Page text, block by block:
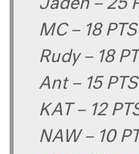
Jaden – 25
MC – 18 PTS
Rudy – 18
Ant – 15
KAT – 12
NAW – 10